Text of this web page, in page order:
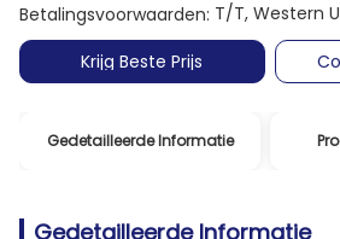
Betalingsvoorwaarden: T/T, Western
Krijg Beste Prijs
Gedetailleerde Informatie
Gedetailleerde Informatie